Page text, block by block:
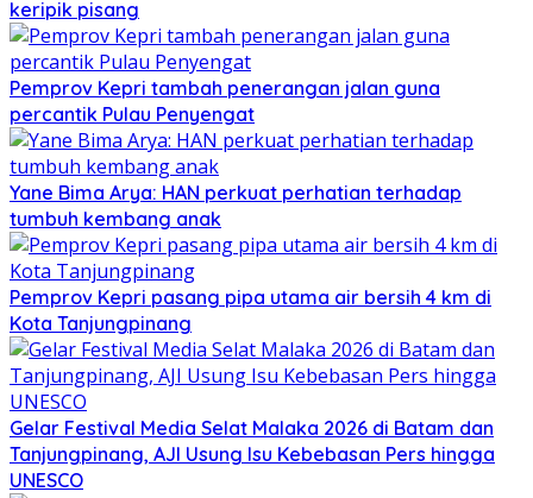
keripik pisang
Pemprov Kepri tambah penerangan jalan guna
percantik Pulau Penyengat
Yane Bima Arya: HAN perkuat perhatian terhadap
tumbuh kembang anak
Pemprov Kepri pasang pipa utama air bersih 4 km di
Kota Tanjungpinang
Gelar Festival Media Selat Malaka 2026 di Batam dan
Tanjungpinang, AJI Usung Isu Kebebasan Pers hingga
UNESCO